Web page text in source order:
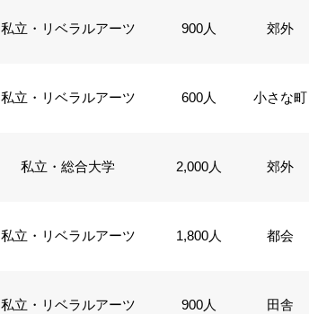
私立・リベラルアーツ 900人 郊外
私立・リベラルアーツ 600人 小さな町
私立・総合大学 2,000人 郊外
私立・リベラルアーツ 1,800人 都会
私立・リベラルアーツ 900人 田舎